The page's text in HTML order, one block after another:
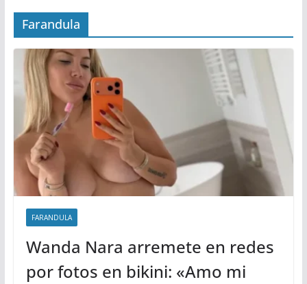
Farandula
FARANDULA
Wanda Nara arremete en redes
por fotos en bikini: «Amo mi